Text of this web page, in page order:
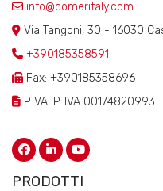
info@comeritaly.com
Via Tangoni, 30 - 16030
+390185358591
Fax: +390185358696
P.IVA: P. IVA 00174820993
PRODOTTI